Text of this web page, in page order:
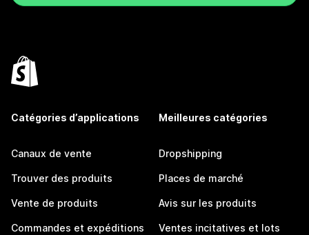
Catégories d’applications
Canaux de vente
Trouver des produits
Vente de produits
Commandes et expéditions
Meilleures catégories
Dropshipping
Places de marché
Avis sur les produits
Ventes incitatives et lots